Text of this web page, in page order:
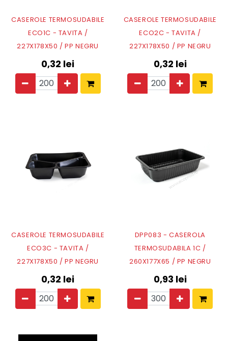
CASEROLE TERMOSUDABILE
ECO1C - TAVITA /
227X178X50 / PP NEGRU
0,32 lei
CASEROLE TERMOSUDABILE
ECO2C - TAVITA /
227X178X50 / PP NEGRU
0,32 lei
CASEROLE TERMOSUDABILE
ECO3C - TAVITA /
227X178X50 / PP NEGRU
0,32 lei
DPP083 - CASEROLA
TERMOSUDABILA 1C /
260X177X65 / PP NEGRU
0,93 lei